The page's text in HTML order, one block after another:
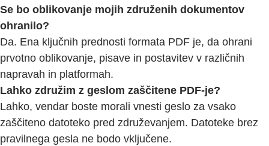
Se bo oblikovanje mojih združenih dokumentov
ohranilo?
Da. Ena ključnih prednosti formata PDF je, da ohrani
prvotno oblikovanje, pisave in postavitev v različnih
napravah in platformah.
Lahko združim z geslom zaščitene PDF-je?
Lahko, vendar boste morali vnesti geslo za vsako
zaščiteno datoteko pred združevanjem. Datoteke brez
pravilnega gesla ne bodo vključene.